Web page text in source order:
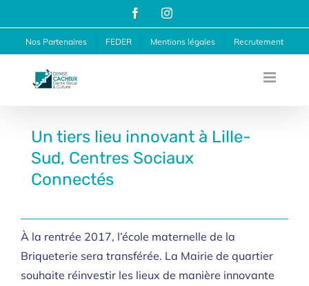
au
contenu
FacebookInstagram
Nos Partenaires FEDER Mentions légales Recrutement
Un tiers lieu innovant à Lille-
Sud, Centres Sociaux
Connectés
À la rentrée 2017, l’école maternelle de la
Briqueterie sera transférée. La Mairie de quartier
souhaite réinvestir les lieux de manière innovante